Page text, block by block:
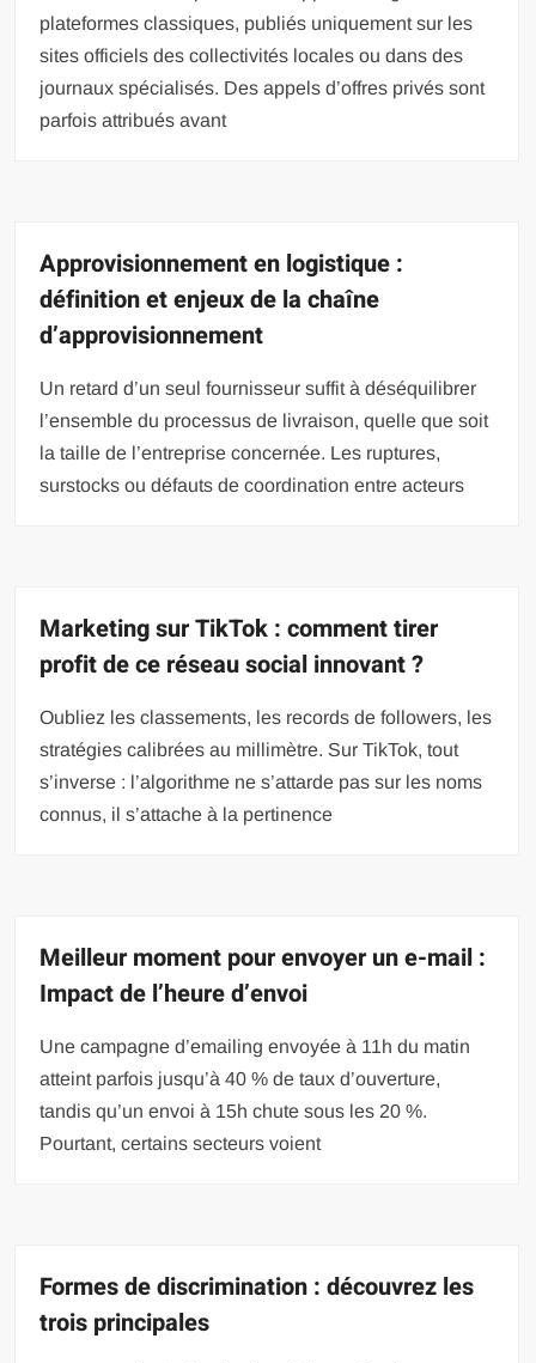
plateformes classiques, publiés uniquement sur les
sites officiels des collectivités locales ou dans des
journaux spécialisés. Des appels d’offres privés sont
parfois attribués avant
Approvisionnement en logistique :
définition et enjeux de la chaîne
d’approvisionnement
Un retard d’un seul fournisseur suffit à déséquilibrer
l’ensemble du processus de livraison, quelle que soit
la taille de l’entreprise concernée. Les ruptures,
surstocks ou défauts de coordination entre acteurs
Marketing sur TikTok : comment tirer
profit de ce réseau social innovant ?
Oubliez les classements, les records de followers, les
stratégies calibrées au millimètre. Sur TikTok, tout
s’inverse : l’algorithme ne s’attarde pas sur les noms
connus, il s’attache à la pertinence
Meilleur moment pour envoyer un e-mail :
Impact de l’heure d’envoi
Une campagne d’emailing envoyée à 11h du matin
atteint parfois jusqu’à 40 % de taux d’ouverture,
tandis qu’un envoi à 15h chute sous les 20 %.
Pourtant, certains secteurs voient
Formes de discrimination : découvrez les
trois principales